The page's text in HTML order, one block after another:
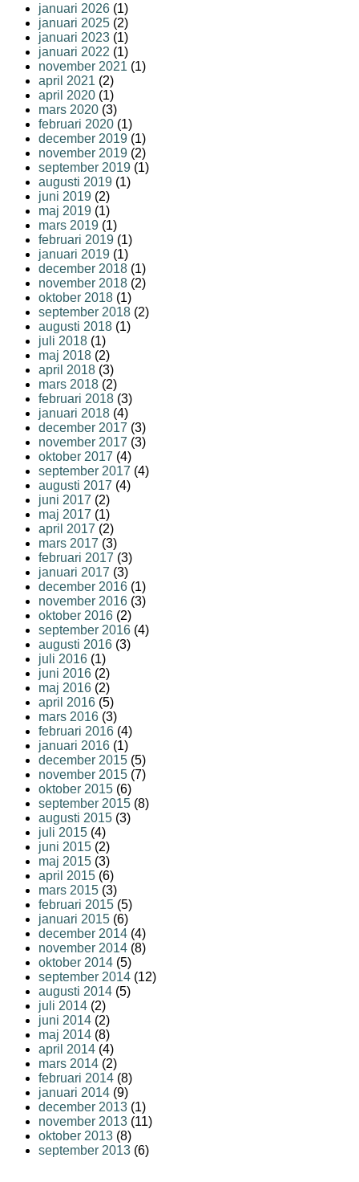
januari 2026 (1)
januari 2025 (2)
januari 2023 (1)
januari 2022 (1)
november 2021 (1)
april 2021 (2)
april 2020 (1)
mars 2020 (3)
februari 2020 (1)
december 2019 (1)
november 2019 (2)
september 2019 (1)
augusti 2019 (1)
juni 2019 (2)
maj 2019 (1)
mars 2019 (1)
februari 2019 (1)
januari 2019 (1)
december 2018 (1)
november 2018 (2)
oktober 2018 (1)
september 2018 (2)
augusti 2018 (1)
juli 2018 (1)
maj 2018 (2)
april 2018 (3)
mars 2018 (2)
februari 2018 (3)
januari 2018 (4)
december 2017 (3)
november 2017 (3)
oktober 2017 (4)
september 2017 (4)
augusti 2017 (4)
juni 2017 (2)
maj 2017 (1)
april 2017 (2)
mars 2017 (3)
februari 2017 (3)
januari 2017 (3)
december 2016 (1)
november 2016 (3)
oktober 2016 (2)
september 2016 (4)
augusti 2016 (3)
juli 2016 (1)
juni 2016 (2)
maj 2016 (2)
april 2016 (5)
mars 2016 (3)
februari 2016 (4)
januari 2016 (1)
december 2015 (5)
november 2015 (7)
oktober 2015 (6)
september 2015 (8)
augusti 2015 (3)
juli 2015 (4)
juni 2015 (2)
maj 2015 (3)
april 2015 (6)
mars 2015 (3)
februari 2015 (5)
januari 2015 (6)
december 2014 (4)
november 2014 (8)
oktober 2014 (5)
september 2014 (12)
augusti 2014 (5)
juli 2014 (2)
juni 2014 (2)
maj 2014 (8)
april 2014 (4)
mars 2014 (2)
februari 2014 (8)
januari 2014 (9)
december 2013 (1)
november 2013 (11)
oktober 2013 (8)
september 2013 (6)